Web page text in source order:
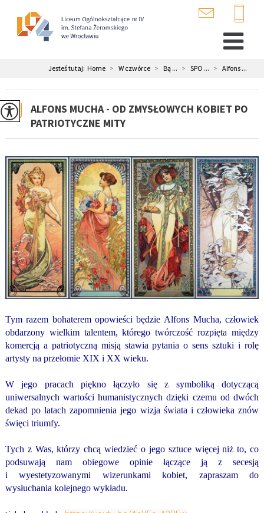
Jesteś tutaj: Home > W czwórce > Bą ... > SPO ... > Alfons ...
ALFONS MUCHA - OD ZMYSŁOWYCH KOBIET PO
PATRIOTYCZNE MITY
Tym razem bohaterem opowieści będzie Alfons Mucha, człowiek
obdarzony wielkim talentem, którego twórczość rozpięta między
komercją a patriotyczną misją stawia pytania o sens sztuki i rolę
artysty na przełomie XIX i XX wieku.
W jego pracach piękno łączyło się z symboliką dotyczącą
uniwersalnych wartości humanistycznych dzięki czemu od dwóch
dekad po latach zapomnienia jego wizja świata i człowieka znów
święci triumfy.
Tych z Was, którzy chcą wiedzieć o jego sztuce więcej niż to, co
podsuwają nam obiegowe opinie łączące ją z secesją
i wyestetyzowanymi wizerunkami kobiet, zapraszam do
wysłuchania kolejnego wykładu.